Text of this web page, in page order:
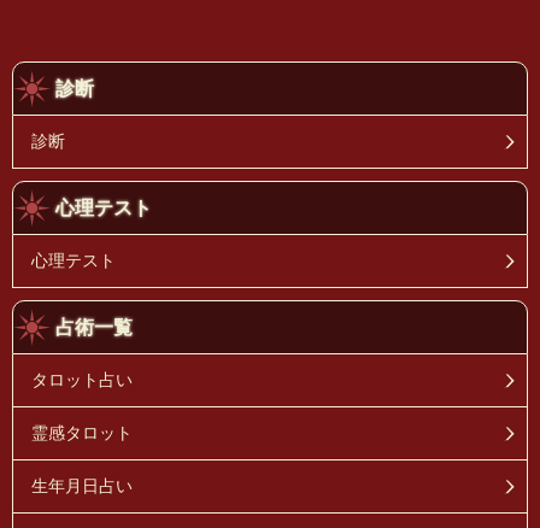
診断
診断
心理テスト
心理テスト
占術一覧
タロット占い
霊感タロット
生年月日占い